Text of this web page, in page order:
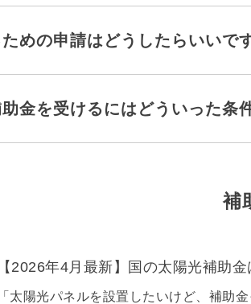
めの申請はどうしたらいいで
金を受けるにはどういった条
補
【2026年4月最新】国の太陽光補助
「太陽光パネルを設置したいけど、補助